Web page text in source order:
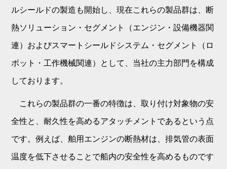
ルシールドの製造も開始し、現在これらの製品群は、断
熱ソリューション・セグメント（エンジン・設備機器関
連）およびスマートシールドシステム・セグメント（ロ
ボット・工作機械関連）として、当社の主力部門を構成
しております。
これらの製品群の一番の特徴は、取り付け対象物の安
全性と、耐久性を高めるアタッチメントであるという点
です。例えば、舶用エンジンの断熱材は、排気管の表面
温度を低下させることで船内の安全性を高めるものです